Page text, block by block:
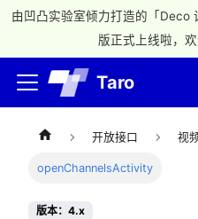
由凹凸实验室倾力打造的「Deco
版正式上线啦，
Taro
开放接口 视
openChannelsActivity
版本：4.x